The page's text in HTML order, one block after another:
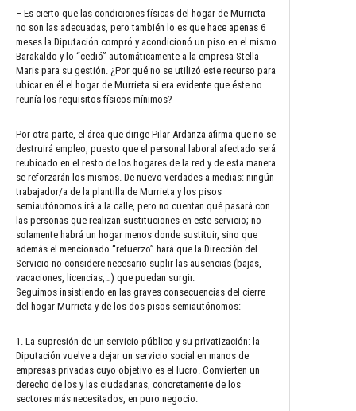
– Es cierto que las condiciones físicas del hogar de Murrieta
no son las adecuadas, pero también lo es que hace apenas 6
meses la Diputación compró y acondicionó un piso en el mismo
Barakaldo y lo “cedió” automáticamente a la empresa Stella
Maris para su gestión. ¿Por qué no se utilizó este recurso para
ubicar en él el hogar de Murrieta si era evidente que éste no
reunía los requisitos físicos mínimos?
Por otra parte, el área que dirige Pilar Ardanza afirma que no se
destruirá empleo, puesto que el personal laboral afectado será
reubicado en el resto de los hogares de la red y de esta manera
se reforzarán los mismos. De nuevo verdades a medias: ningún
trabajador/a de la plantilla de Murrieta y los pisos
semiautónomos irá a la calle, pero no cuentan qué pasará con
las personas que realizan sustituciones en este servicio; no
solamente habrá un hogar menos donde sustituir, sino que
además el mencionado “refuerzo” hará que la Dirección del
Servicio no considere necesario suplir las ausencias (bajas,
vacaciones, licencias,…) que puedan surgir.
Seguimos insistiendo en las graves consecuencias del cierre
del hogar Murrieta y de los dos pisos semiautónomos:
1. La supresión de un servicio público y su privatización: la
Diputación vuelve a dejar un servicio social en manos de
empresas privadas cuyo objetivo es el lucro. Convierten un
derecho de los y las ciudadanas, concretamente de los
sectores más necesitados, en puro negocio.